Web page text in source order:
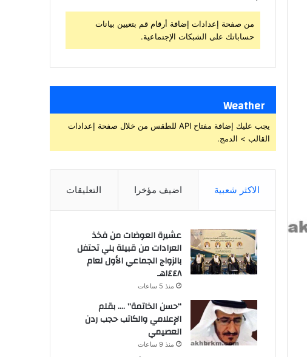
من صفحة إعدادات إضافة أرقام قم بتعيين بيانات
حساباتك على الشبكات الإجتماعية.
Weather
يجب عليك إضافة مفتاح API للطقس من خلال صفحة إعدادات
القالب > الدمج.
الاكثر شعبية اضيف مؤخرا التعليقات
عشيرة العوضات من فخذ
العرادات من قبيلة بلي تحتفل
بالزواج الجماعي الأول لعام
١٤٤٨هـ
منذ 5 ساعات
“حسن الخاتمة” …. بقلم
الإعلامي والكاتب حجب ردن
العصيمي
منذ 9 ساعات